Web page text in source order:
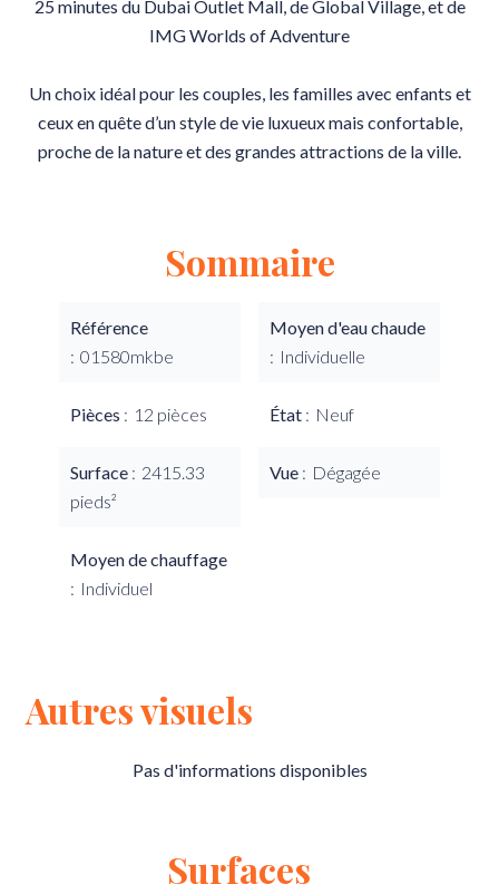
25 minutes du Dubai Outlet Mall, de Global Village, et de
IMG Worlds of Adventure
Un choix idéal pour les couples, les familles avec enfants et
ceux en quête d’un style de vie luxueux mais confortable,
proche de la nature et des grandes attractions de la ville.
Sommaire
Référence
01580mkbe
Pièces 12 pièces
Surface
2415.33
pieds²
Moyen de chauffage
Individuel
Moyen d'eau chaude
Individuelle
État Neuf
Vue Dégagée
Autres visuels
Pas d'informations disponibles
Surfaces